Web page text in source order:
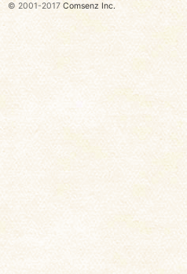
© 2001-2017 Comsenz Inc.